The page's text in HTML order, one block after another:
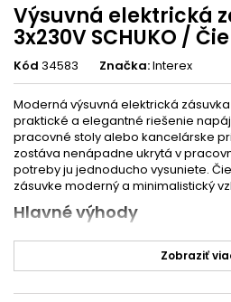
Výsuvná elektrická
3x230V SCHUKO /
Kód 34583 Značka:Interex
Moderná výsuvná elektrická zásuvka
praktické a elegantné riešenie
pracovné stoly alebo kancelárske
zostáva nenápadne ukrytá v
potreby ju jednoducho vysuniete.
zásuvke moderný a minimalistický
Hlavné výhody
⬆️ Výsuvný mechanizmus – úspora
riešenie
Zobraziť